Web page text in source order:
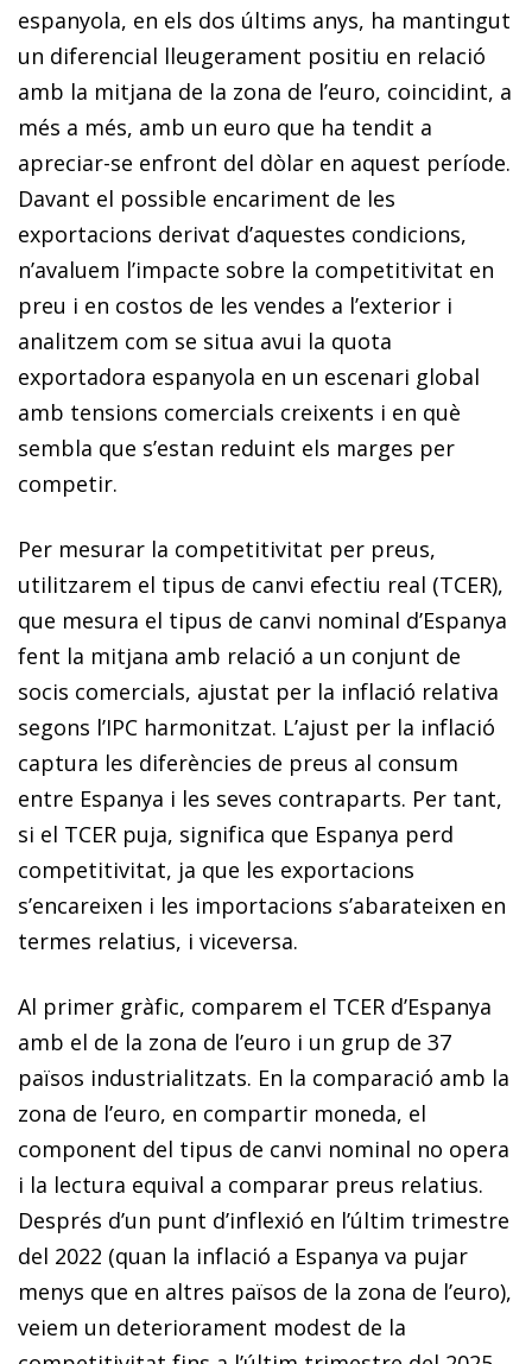
espanyola, en els dos últims anys, ha mantingut
un diferencial lleugerament positiu en relació
amb la mitjana de la zona de l’euro, coincidint, a
més a més, amb un euro que ha tendit a
apreciar-se enfront del dòlar en aquest període.
Davant el possible encariment de les
exportacions derivat d’aquestes condicions,
n’avaluem l’impacte sobre la competitivitat en
preu i en costos de les vendes a l’exterior i
analitzem com se situa avui la quota
exportadora espanyola en un escenari global
amb tensions comercials creixents i en què
sembla que s’estan reduint els marges per
competir.
Per mesurar la competitivitat per preus,
utilitzarem el tipus de canvi efectiu real (TCER),
que mesura el tipus de canvi nominal d’Espanya
fent la mitjana amb relació a un conjunt de
socis comercials, ajustat per la inflació relativa
segons l’IPC harmonitzat. L’ajust per la inflació
captura les diferències de preus al consum
entre Espanya i les seves contraparts. Per tant,
si el TCER puja, significa que Espanya perd
competitivitat, ja que les exportacions
s’encareixen i les importacions s’abarateixen en
termes relatius, i viceversa.
Al primer gràfic, comparem el TCER d’Espanya
amb el de la zona de l’euro i un grup de 37
països industrialitzats. En la comparació amb la
zona de l’euro, en compartir moneda, el
component del tipus de canvi nominal no opera
i la lectura equival a comparar preus relatius.
Després d’un punt d’inflexió en l’últim trimestre
del 2022 (quan la inflació a Espanya va pujar
menys que en altres països de la zona de l’euro),
veiem un deteriorament modest de la